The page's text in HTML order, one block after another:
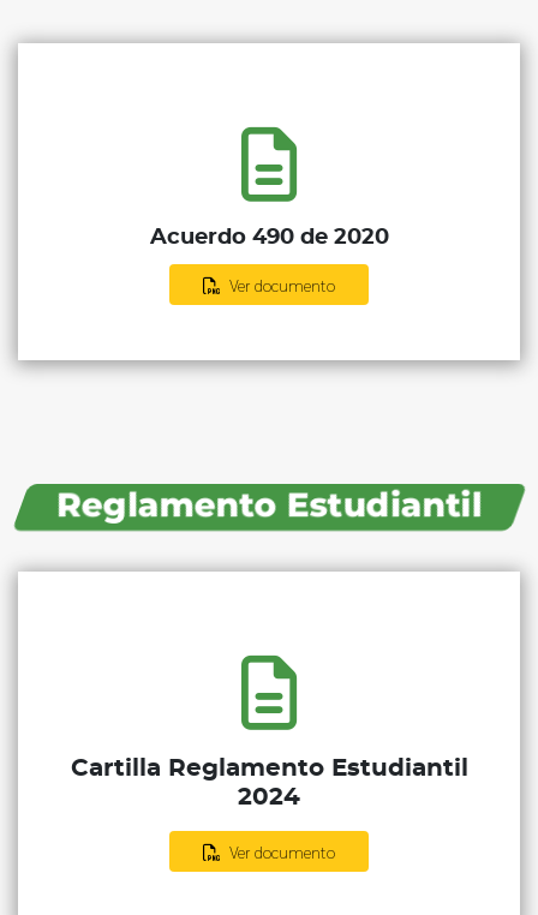
Acuerdo 490 de 2020
Ver documento
Reglamento Estudiantil
Cartilla Reglamento Estudiantil
2024
Ver documento